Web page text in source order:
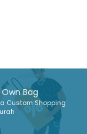
Bag
Custom Shopping